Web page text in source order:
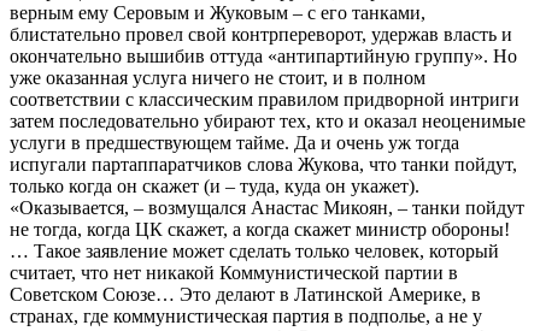
верным ему Серовым и Жуковым – с его танками,
блистательно провел свой контрпереворот, удержав власть и
окончательно вышибив оттуда «антипартийную группу». Но
уже оказанная услуга ничего не стоит, и в полном
соответствии с классическим правилом придворной интриги
затем последовательно убирают тех, кто и оказал неоценимые
услуги в предшествующем тайме. Да и очень уж тогда
испугали партаппаратчиков слова Жукова, что танки пойдут,
только когда он скажет (и – туда, куда он укажет).
«Оказывается, – возмущался Анастас Микоян, – танки пойдут
не тогда, когда ЦК скажет, а когда скажет министр обороны!
… Такое заявление может сделать только человек, который
считает, что нет никакой Коммунистической партии в
Советском Союзе… Это делают в Латинской Америке, в
странах, где коммунистическая партия в подполье, а не у